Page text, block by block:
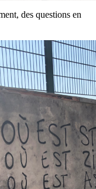
des questions en